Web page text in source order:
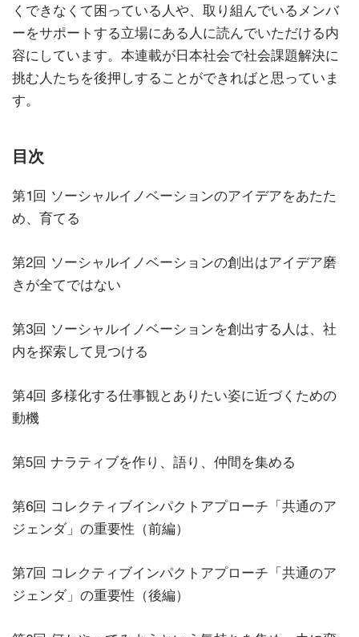
くできなくて困っている人や、取り組んでいるメンバ
ーをサポートする立場にある人に読んでいただける内
容にしています。本連載が日本社会で社会課題解決に
挑む人たちを後押しすることができればと思っていま
す。
目次
第1回 ソーシャルイノベーションのアイデアをあたた
め、育てる
第2回 ソーシャルイノベーションの創出はアイデア磨
きが全てではない
第3回 ソーシャルイノベーションを創出する人は、社
内を探索して見つける
第4回 多様化する仕事観とありたい姿に近づくための
動機
第5回 ナラティブを作り、語り、仲間を集める
第6回 コレクティブインパクトアプローチ「共通のア
ジェンダ」の重要性（前編）
第7回 コレクティブインパクトアプローチ「共通のア
ジェンダ」の重要性（後編）